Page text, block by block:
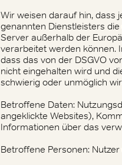
Wir weisen darauf hin, dass
genannten Dienstleisters
Server außerhalb der
verarbeitet werden können.
dass das von der DSGVO
nicht eingehalten wird und
schwierig oder unmöglich
Betroffene Daten:
angeklickte Websites),
Informationen über das
Betroffene Personen: